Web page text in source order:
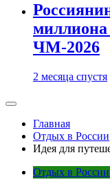
миллиона
ЧМ-2026
2 месяца спустя
Главная
Отдых в России
Идея для
Отдых в России